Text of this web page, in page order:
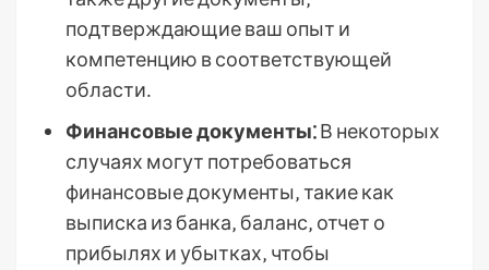
подтверждающие ваш опыт и
компетенцию в соответствующей
области․
Финансовые документы⁚В некоторых
случаях могут потребоваться
финансовые документы‚ такие как
выписка из банка‚ баланс‚ отчет о
прибылях и убытках‚ чтобы